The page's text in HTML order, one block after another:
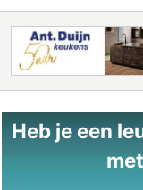
Heb je een